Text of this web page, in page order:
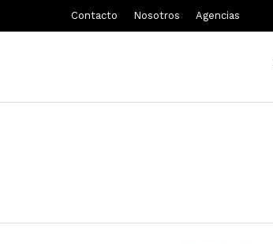
Contacto Nosotros Agencias